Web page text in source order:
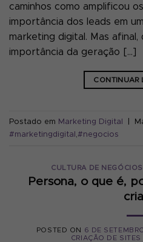
caminhos como amplificou
importância dos leads em
marketing digital. Mas
importância da geração […]
CONTINUAR
Postado em Marketing Digital
#marketingdigital ,#negocios
CULTURA DE NEGÓCIOS
Persona, o que é,
POSTED ON 6 DE
CRIAÇÃO DE SITES